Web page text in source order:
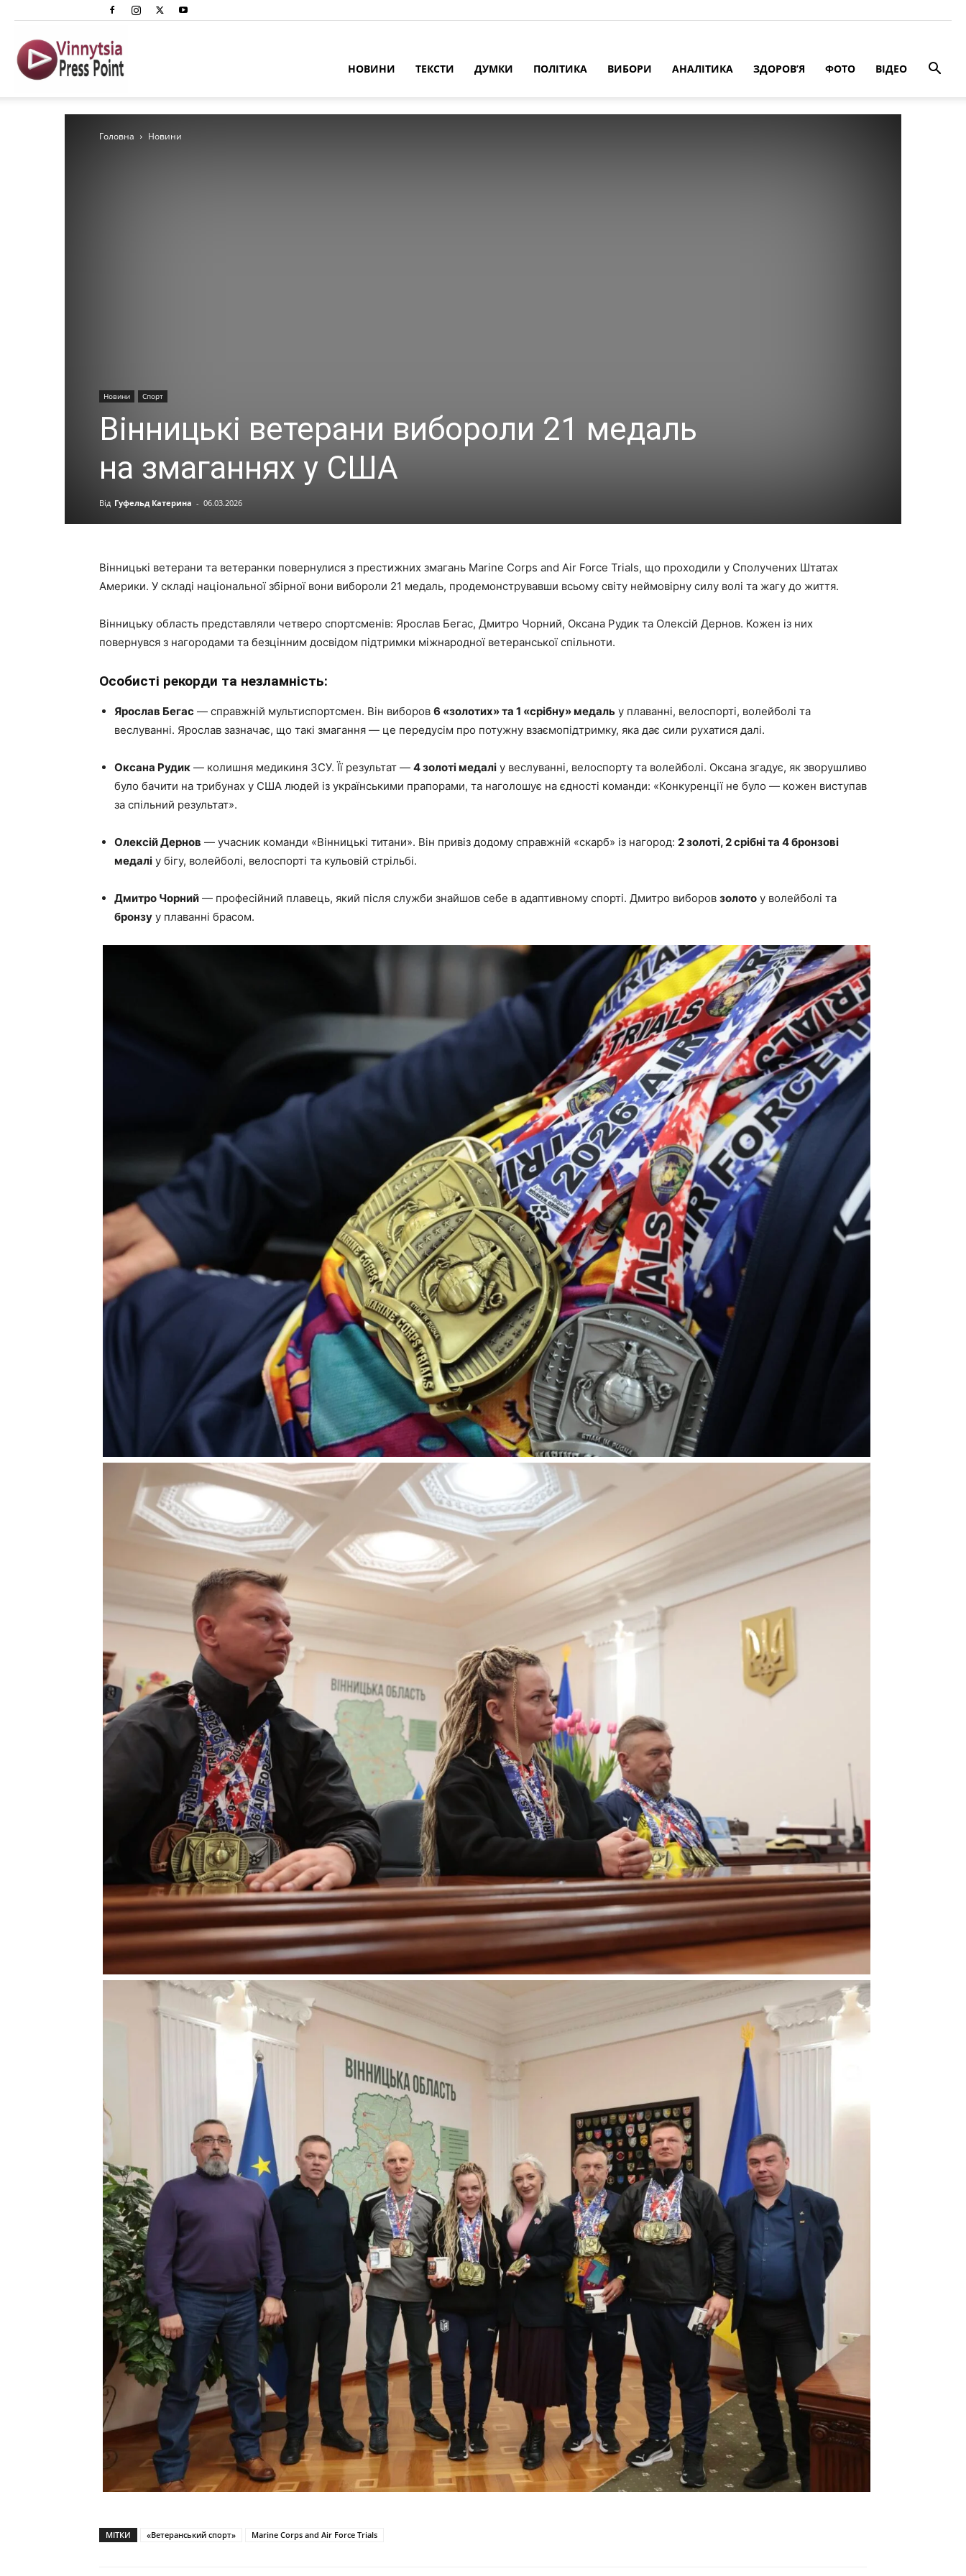
Преспоінт
НОВИНИ ТЕКСТИ ДУМКИ ПОЛІТИКА ВИБОРИ АНАЛІТИКА ЗДОРОВ’Я ФОТО ВІДЕО
Головна Новини
Новини Спорт
Вінницькі ветерани вибороли 21 медаль
на змаганнях у США
Від Гуфельд Катерина - 06.03.2026
Вінницькі ветерани та ветеранки повернулися з престижних змагань Marine Corps and Air Force Trials, що проходили у Сполучених Штатах
Америки. У складі національної збірної вони вибороли 21 медаль, продемонструвавши всьому світу неймовірну силу волі та жагу до життя.
Вінницьку область представляли четверо спортсменів: Ярослав Бегас, Дмитро Чорний, Оксана Рудик та Олексій Дернов. Кожен із них
повернувся з нагородами та безцінним досвідом підтримки міжнародної ветеранської спільноти.
Особисті рекорди та незламність:
Ярослав Бегас — справжній мультиспортсмен. Він виборов 6 «золотих» та 1 «срібну» медаль у плаванні, велоспорті, волейболі та
веслуванні. Ярослав зазначає, що такі змагання — це передусім про потужну взаємопідтримку, яка дає сили рухатися далі.
Оксана Рудик — колишня медикиня ЗСУ. Її результат — 4 золоті медалі у веслуванні, велоспорту та волейболі. Оксана згадує, як зворушливо
було бачити на трибунах у США людей із українськими прапорами, та наголошує на єдності команди: «Конкуренції не було — кожен виступав
за спільний результат».
Олексій Дернов — учасник команди «Вінницькі титани». Він привіз додому справжній «скарб» із нагород: 2 золоті, 2 срібні та 4 бронзові
медалі у бігу, волейболі, велоспорті та кульовій стрільбі.
Дмитро Чорний — професійний плавець, який після служби знайшов себе в адаптивному спорті. Дмитро виборов золото у волейболі та
бронзу у плаванні брасом.
МІТКИ «Ветеранський спорт» Marine Corps and Air Force Trials